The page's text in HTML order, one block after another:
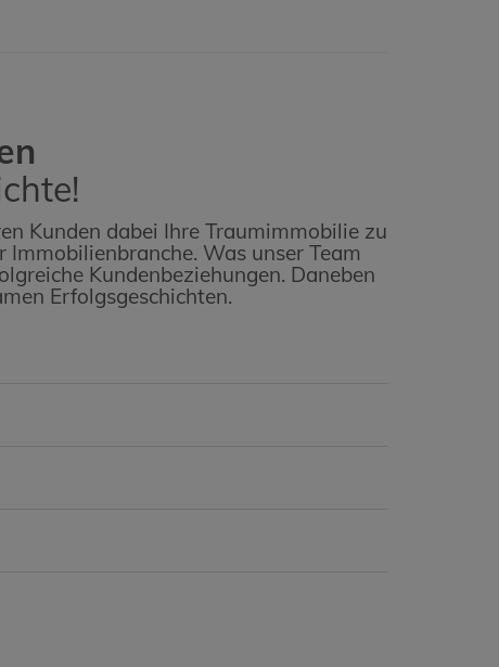
Kunden dabei Ihre Traumimmobilie zu
Was unser Team
Kundenbeziehungen. Daneben
Erfolgsgeschichten.